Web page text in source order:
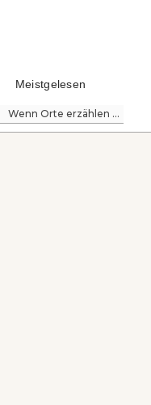
Meistgelesen
Wenn Orte erzählen ...